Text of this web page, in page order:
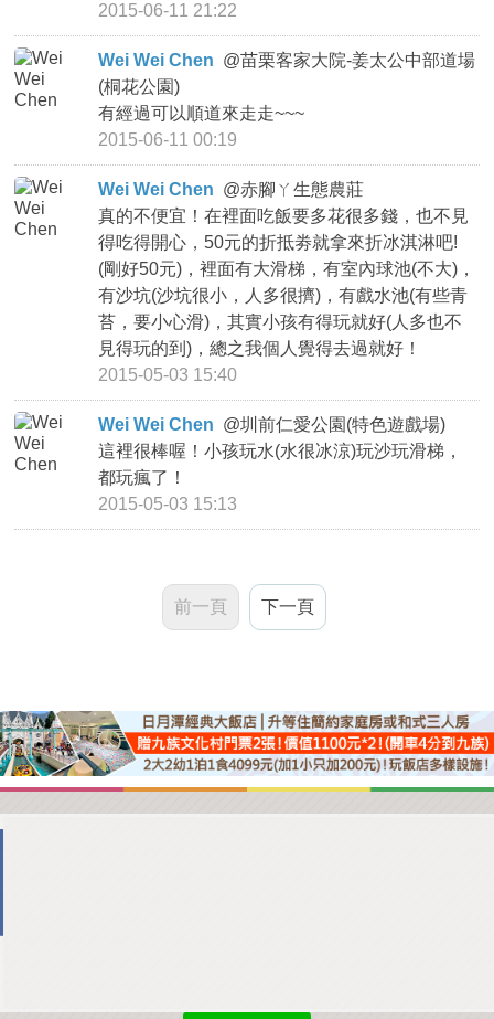
2015-06-11 21:22
Wei Wei Chen @苗栗客家大院-姜太公中部道場
(桐花公園)
有經過可以順道來走走~~~
2015-06-11 00:19
Wei Wei Chen @赤腳ㄚ生態農莊
真的不便宜！在裡面吃飯要多花很多錢，也不見
得吃得開心，50元的折抵劵就拿來折冰淇淋吧!
(剛好50元)，裡面有大滑梯，有室內球池(不大)，
有沙坑(沙坑很小，人多很擠)，有戲水池(有些青
苔，要小心滑)，其實小孩有得玩就好(人多也不
見得玩的到)，總之我個人覺得去過就好！
2015-05-03 15:40
Wei Wei Chen @圳前仁愛公園(特色遊戲場)
這裡很棒喔！小孩玩水(水很冰涼)玩沙玩滑梯，
都玩瘋了！
2015-05-03 15:13
前一頁 下一頁